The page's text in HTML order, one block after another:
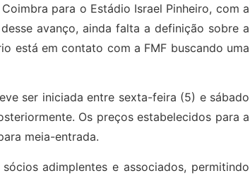
para o Estádio Israel Pinheiro, com a
avanço, ainda falta a definição sobre a
está em contato com a FMF buscando uma
ser iniciada entre sexta-feira (5) e sábado
Os preços estabelecidos para a
meia-entrada.
adimplentes e associados, permitindo